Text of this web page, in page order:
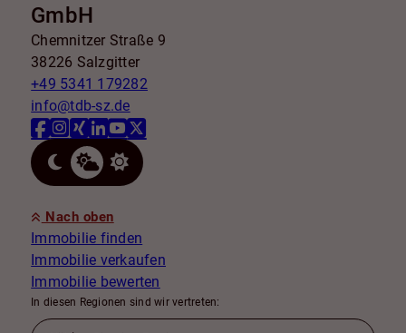
GmbH
Chemnitzer Straße 9
38226 Salzgitter
+49 5341 179282
info@tdb-sz.de
In diesen Regionen sind wir vertreten:
Nach oben
Immobilie finden
Immobilie verkaufen
Immobilie bewerten